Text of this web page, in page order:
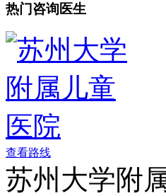
热门咨询医生
查看路线
苏州大学附